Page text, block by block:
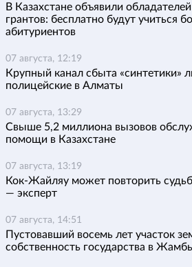
В Казахстане объявили
грантов: бесплатно будут учиться
абитуриентов
07 августа, 12:19
Крупный канал сбыта «синтетики»
полицейские в Алматы
07 августа, 13:29
Свыше 5,2 миллиона вызовов
помощи в Казахстане
07 августа, 13:19
Кок-Жайляу может повторить
— эксперт
07 августа, 14:51
Пустовавший восемь лет участок
собственность государства в